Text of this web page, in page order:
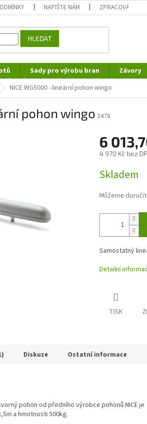
NAPIŠTE NÁM ZPRACOVÁNÍ
HLEDAT
Sady pro výrobu bran Závory
NICE WG5000 - lineární pohon wingo
pohon wingo 3478
6
4 970 Kč bez
cena:
Skladem
Můžeme
Samostatný
Detailní
TISK
Diskuze Ostatní informace
pohon od předního výrobce pohonů NICE je
a hmotnosti 500kg.